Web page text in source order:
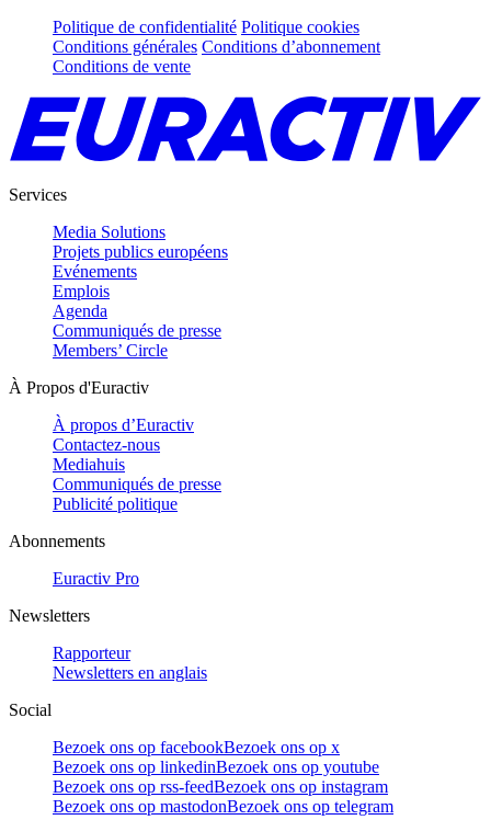
Politique de confidentialité Politique cookies
Conditions générales Conditions d’abonnement
Conditions de vente
Services
Media Solutions
Projets publics européens
Evénements
Emplois
Agenda
Communiqués de presse
Members’ Circle
À Propos d'Euractiv
À propos d’Euractiv
Contactez-nous
Mediahuis
Communiqués de presse
Publicité politique
Abonnements
Euractiv Pro
Newsletters
Rapporteur
Newsletters en anglais
Social
Bezoek ons op facebookBezoek ons op x
Bezoek ons op linkedinBezoek ons op youtube
Bezoek ons op rss-feedBezoek ons op instagram
Bezoek ons op mastodonBezoek ons op telegram